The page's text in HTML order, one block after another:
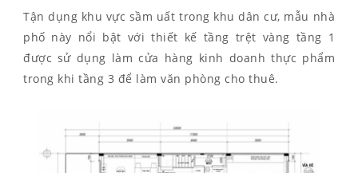
Tận dụng khu vực sầm uất trong khu dân cư, mẫu nhà
phố này nổi bật với thiết kế tầng trệt vàng tầng 1
được sử dụng làm cửa hàng kinh doanh thực phẩm
trong khi tầng 3 để làm văn phòng cho thuê.